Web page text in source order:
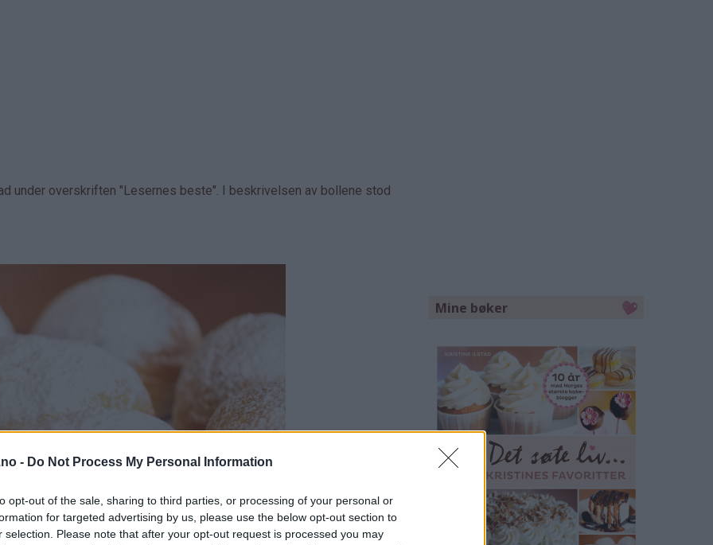
- Do Not Process My Personal Information
opt-out of the sale, sharing to third parties, or processing of your personal or
for targeted advertising by us, please use the below opt-out section to
selection. Please note that after your opt-out request is processed you may
under overskriften "Lesernes beste". I beskrivelsen av bollene stod
Mine bøker